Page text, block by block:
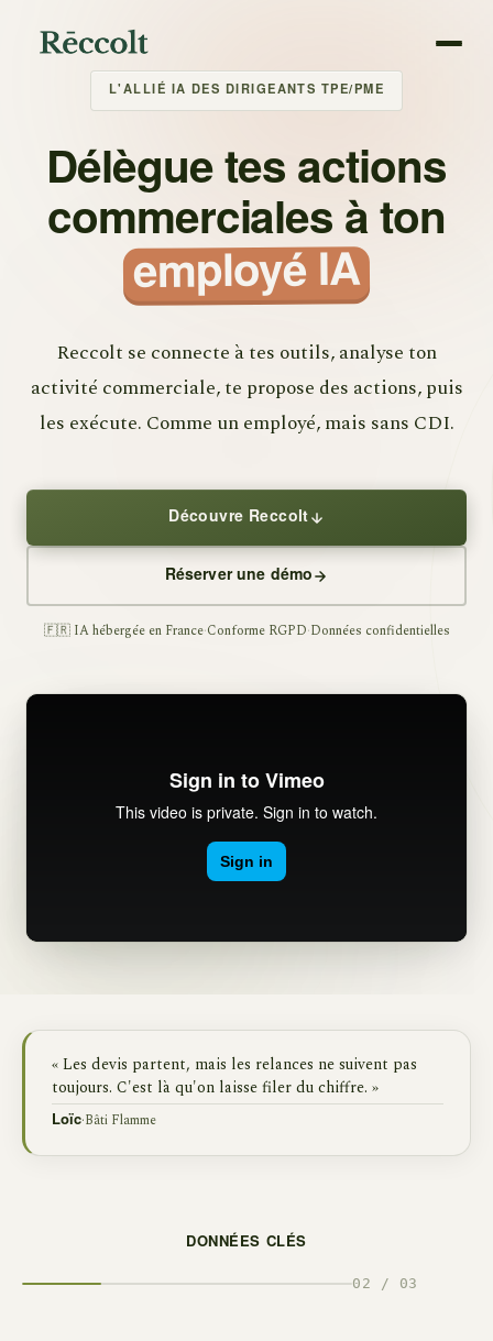
L'ALLIÉ IA DES DIRIGEANTS TPE/PME
Délègue tes actions
commerciales à ton
employé IA
Reccolt se connecte à tes outils, analyse ton
activité commerciale, te propose des actions, puis
les exécute. Comme un employé, mais sans CDI.
Découvre Reccolt
Réserver une démo
🇫🇷 IA hébergée en France·Conforme RGPD·Données confidentielles
« Les devis partent, mais les relances ne suivent pas
toujours. C'est là qu'on laisse filer du chiffre. »
Loïc·Bâti Flamme
DONNÉES CLÉS
02 / 03